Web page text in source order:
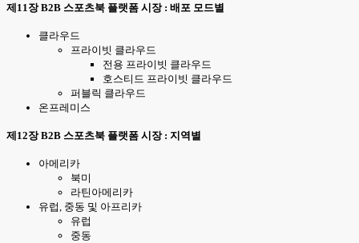
제11장 B2B 스포츠북 플랫폼 시장 : 배포 모드별
클라우드
프라이빗 클라우드
전용 프라이빗 클라우드
호스티드 프라이빗 클라우드
퍼블릭 클라우드
온프레미스
제12장 B2B 스포츠북 플랫폼 시장 : 지역별
아메리카
북미
라틴아메리카
유럽, 중동 및 아프리카
유럽
중동